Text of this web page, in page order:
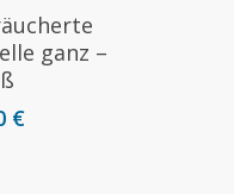
Weiterlesen
ganz –
€